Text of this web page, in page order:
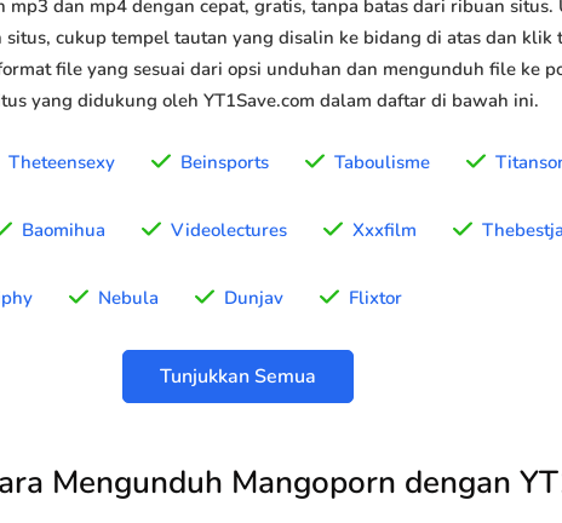
dan mp4 dengan cepat, gratis, tanpa batas dari ribuan
cukup tempel tautan yang disalin ke bidang di atas dan klik
file yang sesuai dari opsi unduhan dan mengunduh file ke
yang didukung oleh YT1Save.com dalam daftar di bawah ini.
Theteensexy Beinsports Taboulisme
Baomihua Videolectures Xxxfilm
Nebula Dunjav Flixtor
Tunjukkan Semua
Mengunduh Mangoporn dengan